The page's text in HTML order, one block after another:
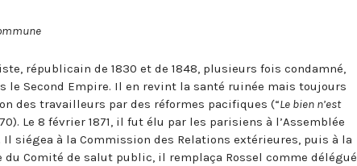
républicain de 1830 et de 1848, plusieurs fois condamné,
Second Empire. Il en revint la santé ruinée mais toujours
des travailleurs par des réformes pacifiques (“Le bien n’est
Le 8 février 1871, il fut élu par les parisiens à l’Assemblée
siégea à la Commission des Relations extérieures, puis à la
Comité de salut public, il remplaça Rossel comme délégué